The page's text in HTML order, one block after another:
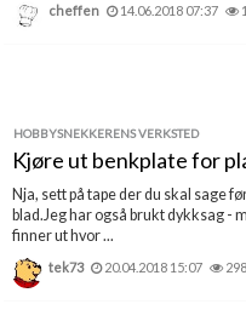
cheffen 14.06.2018 07:37
HOBBYSNEKKERENS VERKSTED
Kjøre ut benkplate for
Nja, sett på tape der du skal sage
blad.Jeg har også brukt dykksag -
finner ut hvor ...
tek73 20.04.2018 15:07 298